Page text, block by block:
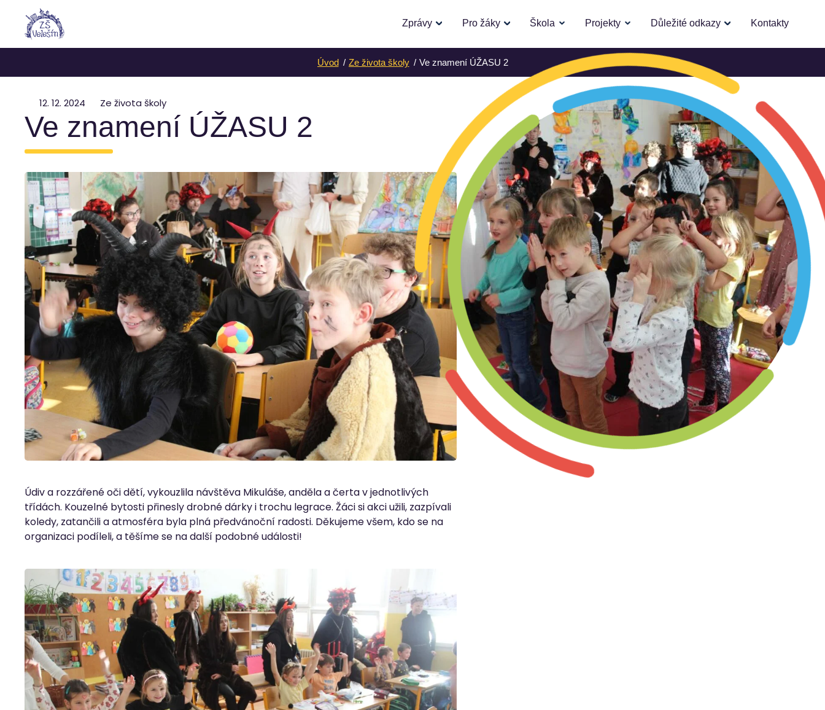
Zprávy Pro žáky Škola Projekty Důležité odkazy Kontakty
Úvod Ze života školy Ve znamení ÚŽASU 2
12. 12. 2024 Ze života školy
Ve znamení ÚŽASU 2
Údiv a rozzářené oči dětí, vykouzlila návštěva Mikuláše, anděla a čerta v jednotlivých
třídách. Kouzelné bytosti přinesly drobné dárky i trochu legrace. Žáci si akci užili, zazpívali
koledy, zatančili a atmosféra byla plná předvánoční radosti. Děkujeme všem, kdo se na
organizaci podíleli, a těšíme se na další podobné události!